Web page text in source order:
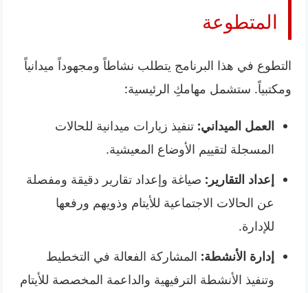
المتطوعة
التطوع في هذا البرنامج يتطلب نشاطاً ومجهوداً ميدانياً
ومكتبياً. ستشمل مهامكِ الرئيسية:
العمل الميداني: تنفيذ زيارات ميدانية للحالات
المسجلة لتقييم الأوضاع المعيشية.
إعداد التقارير: صياغة وإعداد تقارير دقيقة ومفصلة
عن الحالات الاجتماعية للأيتام وذويهم ورفعها
للإدارة.
إدارة الأنشطة: المشاركة الفعالة في التخطيط
وتنفيذ الأنشطة الترفيهية والداعمة المخصصة للأيتام